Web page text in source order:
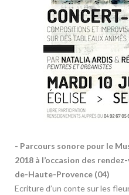
- Parcours sonore pour le
2018 à l’occasion des
de-Haute-Provence (04)
Ecriture d’un conte sur les